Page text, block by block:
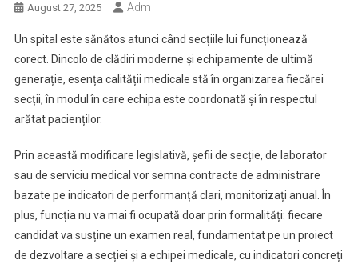
August 27, 2025 Adm
Un spital este sănătos atunci când secțiile lui funcționează
corect. Dincolo de clădiri moderne și echipamente de ultimă
generație, esența calității medicale stă în organizarea fiecărei
secții, în modul în care echipa este coordonată și în respectul
arătat pacienților.
Prin această modificare legislativă, șefii de secție, de laborator
sau de serviciu medical vor semna contracte de administrare
bazate pe indicatori de performanță clari, monitorizați anual. În
plus, funcția nu va mai fi ocupată doar prin formalități: fiecare
candidat va susține un examen real, fundamentat pe un proiect
de dezvoltare a secției și a echipei medicale, cu indicatori concreți